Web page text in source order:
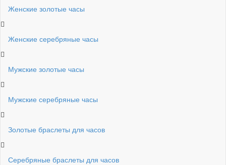
Женские золотые часы
Женские серебряные часы
Мужские золотые часы
Мужские серебряные часы
Золотые браслеты для часов
Серебряные браслеты для часов